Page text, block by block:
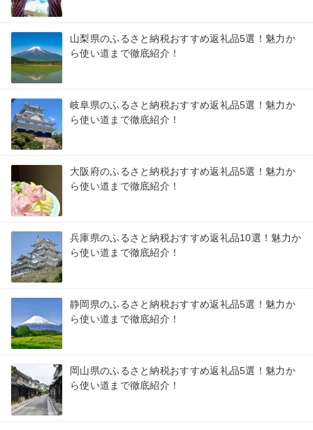
山梨県のふるさと納税おすすめ返礼品5選！魅力か
ら使い道まで徹底紹介！
岐阜県のふるさと納税おすすめ返礼品5選！魅力か
ら使い道まで徹底紹介！
大阪府のふるさと納税おすすめ返礼品5選！魅力か
ら使い道まで徹底紹介！
兵庫県のふるさと納税おすすめ返礼品10選！魅力か
ら使い道まで徹底紹介！
静岡県のふるさと納税おすすめ返礼品5選！魅力か
ら使い道まで徹底紹介！
岡山県のふるさと納税おすすめ返礼品5選！魅力か
ら使い道まで徹底紹介！